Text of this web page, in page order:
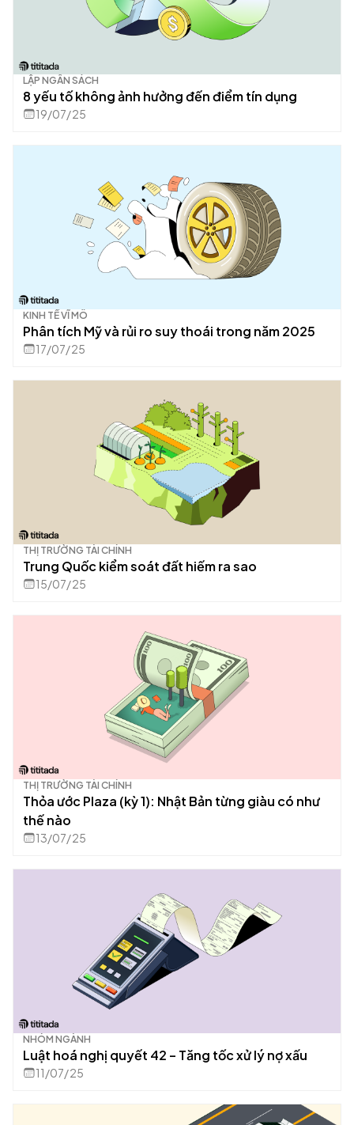
LẬP NGÂN SÁCH
8 yếu tố không ảnh hưởng đến điểm tín dụng
19/07/25
KINH TẾ VĨ MÔ
Phân tích Mỹ và rủi ro suy thoái trong năm 2025
17/07/25
THỊ TRƯỜNG TÀI CHÍNH
Trung Quốc kiểm soát đất hiếm ra sao
15/07/25
THỊ TRƯỜNG TÀI CHÍNH
Thỏa ước Plaza (kỳ 1): Nhật Bản từng giàu có như
thế nào
13/07/25
NHÓM NGÀNH
Luật hoá nghị quyết 42 – Tăng tốc xử lý nợ xấu
11/07/25